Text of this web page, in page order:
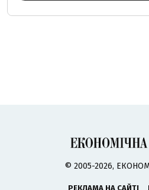
© 2005-2026,
РЕКЛАМА НА САЙТІ